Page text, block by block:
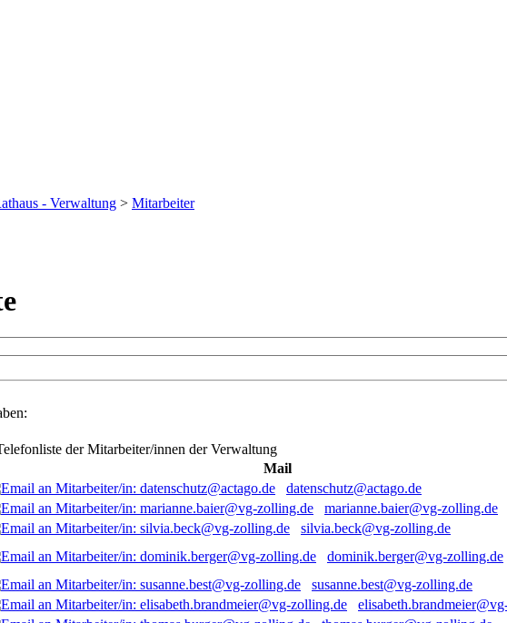
- Verwaltung > Mitarbeiter
der Mitarbeiter/innen der Verwaltung
Mail
datenschutz@actago.de
marianne.baier@vg-zolling.de
silvia.beck@vg-zolling.de
dominik.berger@vg-zolling.de
susanne.best@vg-zolling.de